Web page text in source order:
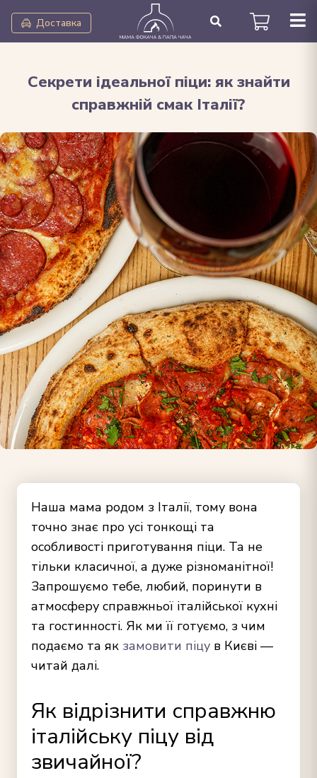
Доставка
Секрети ідеальної піци: як знайти
справжній смак Італії?
Наша мама родом з Італії, тому вона
точно знає про усі тонкощі та
особливості приготування піци. Та не
тільки класичної, а дуже різноманітної!
Запрошуємо тебе, любий, поринути в
атмосферу справжньої італійської кухні
та гостинності. Як ми її готуємо, з чим
подаємо та як замовити піцу в Києві —
читай далі.
Як відрізнити справжню
італійську піцу від
звичайної?